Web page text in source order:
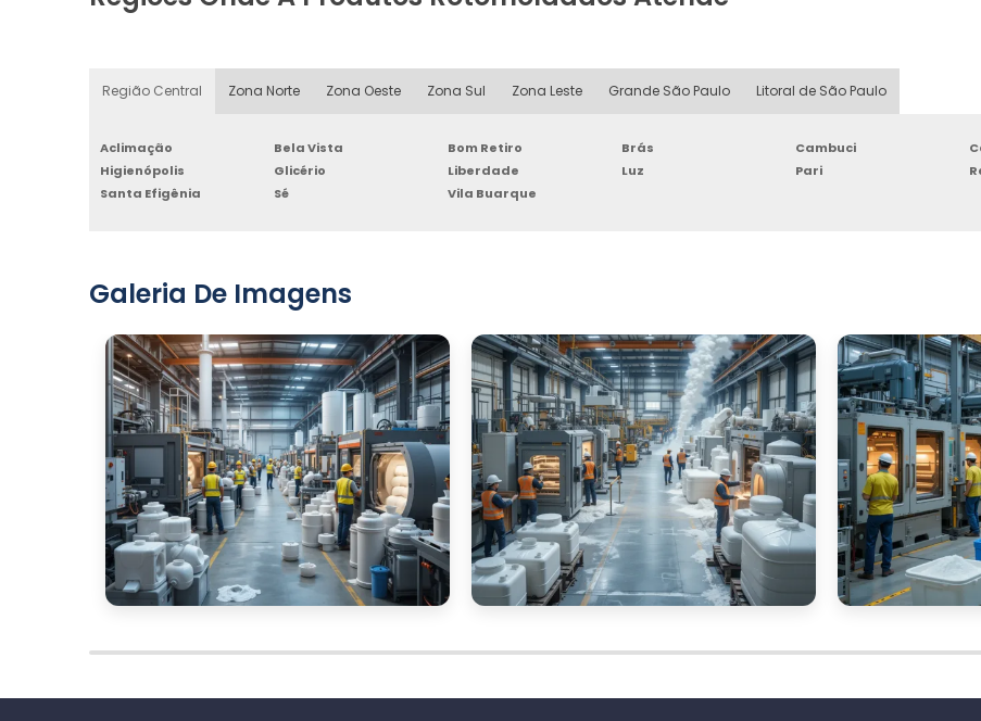
Região Central Zona Norte Zona Oeste Zona Sul Zona Leste Grande São Paulo Litoral de São Paulo
Aclimação Bela Vista Bom Retiro Brás Cambuci
Higienópolis
Glicério Liberdade Luz Pari
Santa Efigênia
Sé Vila Buarque
Galeria De Imagens